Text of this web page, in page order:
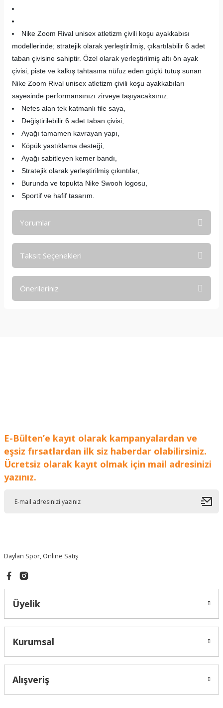
Nike Zoom Rival unisex atletizm çivili koşu ayakkabısı
modellerinde; stratejik olarak yerleştirilmiş, çıkartılabilir 6 adet
taban çivisine sahiptir. Özel olarak yerleştirilmiş altı ön ayak
çivisi, piste ve kalkış tahtasına nüfuz eden güçlü tutuş sunan
Nike Zoom Rival unisex atletizm çivili koşu ayakkabıları
sayesinde performansınızı zirveye taşıyacaksınız.
Nefes alan tek katmanlı file saya,
Değiştirilebilir 6 adet taban çivisi,
Ayağı tamamen kavrayan yapı,
Köpük yastıklama desteği,
Ayağı sabitleyen kemer bandı,
Stratejik olarak yerleştirilmiş çıkıntılar,
Burunda ve topukta Nike Swooh logosu,
Sportif ve hafif tasarım.
Yorumlar
Taksit Seçenekleri
Önerileriniz
E-Bülten’e kayıt olarak kampanyalardan ve
eşsiz fırsatlardan ilk siz haberdar olabilirsiniz.
Ücretsiz olarak kayıt olmak için mail adresinizi
yazınız.
Daylan Spor, Online Satış
Üyelik
Kurumsal
Alışveriş